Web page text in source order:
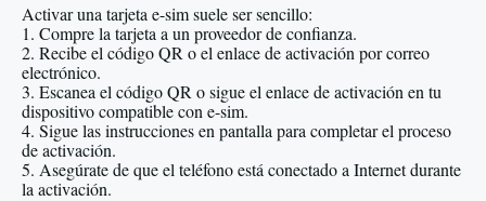
Activar una tarjeta e-sim suele ser sencillo:
1. Compre la tarjeta a un proveedor de confianza.
2. Recibe el código QR o el enlace de activación por correo
electrónico.
3. Escanea el código QR o sigue el enlace de activación en tu
dispositivo compatible con e-sim.
4. Sigue las instrucciones en pantalla para completar el proceso
de activación.
5. Asegúrate de que el teléfono está conectado a Internet durante
la activación.